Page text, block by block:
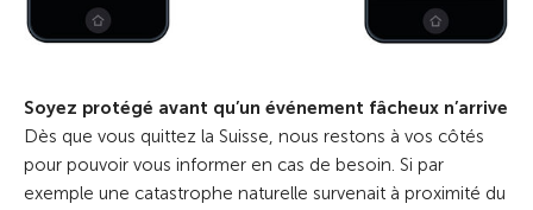
Soyez protégé avant qu’un événement fâcheux n’arrive
Dès que vous quittez la Suisse, nous restons à vos côtés
pour pouvoir vous informer en cas de besoin. Si par
exemple une catastrophe naturelle survenait à proximité du